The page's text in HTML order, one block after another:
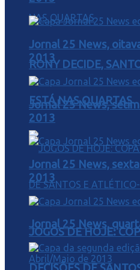
RONY DECIDE,
ESTÁ NAS QUARTAS
JOGOS DE HOJE:
Jornal 25 News,
2013
Jornal 25 News,
2013
Jornal 25 News,
2013
Jornal 25 News,